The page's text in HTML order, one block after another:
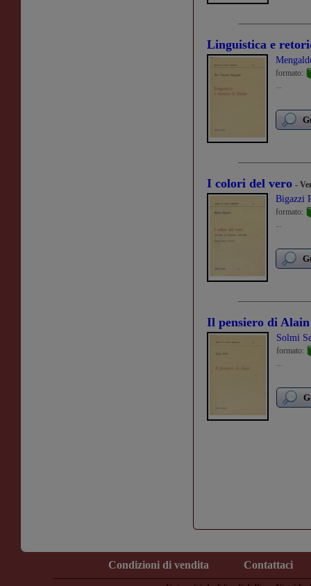
Linguistica e
formato:
...
I colori del vero -
Bigazzi
formato:
...
Il pensiero di Alain
Solmi
formato:
...
Condizioni di vendita Contattaci